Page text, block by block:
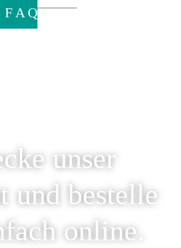
F A Q
unser
und bestelle
online.